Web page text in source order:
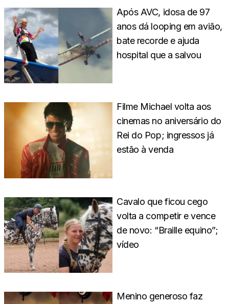
Após AVC, idosa de 97
anos dá looping em avião,
bate recorde e ajuda
hospital que a salvou
Filme Michael volta aos
cinemas no aniversário do
Rei do Pop; ingressos já
estão à venda
Cavalo que ficou cego
volta a competir e vence
de novo: “Braille equino”;
vídeo
Menino generoso faz